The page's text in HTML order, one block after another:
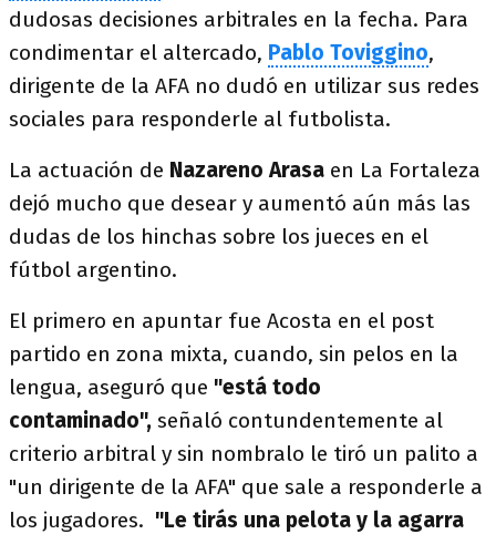
dudosas decisiones arbitrales en la fecha. Para
condimentar el altercado, Pablo Toviggino,
dirigente de la AFA no dudó en utilizar sus redes
sociales para responderle al futbolista.
La actuación de Nazareno Arasa en La Fortaleza
dejó mucho que desear y aumentó aún más las
dudas de los hinchas sobre los jueces en el
fútbol argentino.
El primero en apuntar fue Acosta en el post
partido en zona mixta, cuando, sin pelos en la
lengua, aseguró que "está todo
contaminado", señaló contundentemente al
criterio arbitral y sin nombralo le tiró un palito a
"un dirigente de la AFA" que sale a responderle a
los jugadores. "Le tirás una pelota y la agarra